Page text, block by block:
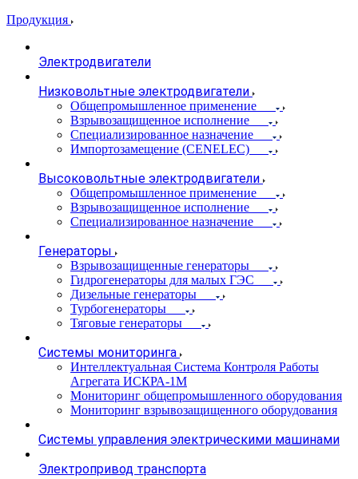
Продукция
Электродвигатели
Низковольтные электродвигатели
Общепромышленное применение
Взрывозащищенное исполнение
Специализированное назначение
Импортозамещение (CENELEC)
Высоковольтные электродвигатели
Общепромышленное применение
Взрывозащищенное исполнение
Специализированное назначение
Генераторы
Взрывозащищенные генераторы
Гидрогенераторы для малых ГЭС
Дизельные генераторы
Турбогенераторы
Тяговые генераторы
Системы мониторинга
Интеллектуальная Система Контроля Работы
Агрегата ИСКРА-1М
Мониторинг общепромышленного оборудования
Мониторинг взрывозащищенного оборудования
Системы управления электрическими машинами
Электропривод транспорта